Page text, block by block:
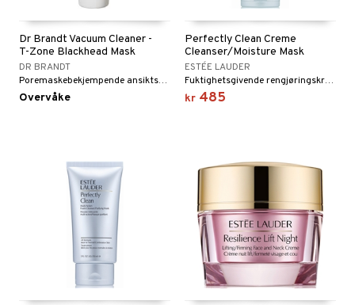
Dr Brandt Vacuum Cleaner -
T-Zone Blackhead Mask
DR BRANDT
Poremaskebekjempende ansiktsmaske fra Dr Brandt
Overvåke
Perfectly Clean Creme
Cleanser/Moisture Mask
ESTÉE LAUDER
Fuktighetsgivende rengjøringskrem som også kan brukes som fuktighetsmaske fra Estée Lauder.
kr 485